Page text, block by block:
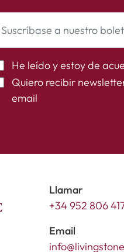
He leído y estoy de
Quiero recibir
email
Llamar
+34 952 806
Email